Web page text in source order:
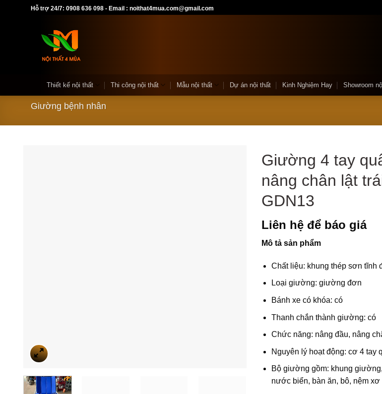
Hỗ trợ 24/7: 0908 636 098 - Email : noithat4mua.com@gmail.com
Thiết kế nội thất Thi công nội thất Mẫu nội thất Dự án nội thất Kinh Nghiệm Hay Showroom
Giường bệnh nhân
Giường 4 tay
nâng chân lật
GDN13
Liên hệ để báo giá
Mô tả sản phẩm
Chất liệu: khung thép sơn tĩnh
Loại giường: giường đơn
Bánh xe có khóa: có
Thanh chắn thành giường: có
Chức năng: nâng đầu, nâng
Nguyên lý hoạt động: cơ 4 tay
Bộ giường gồm: khung
nước biển, bàn ăn, bô, nệm